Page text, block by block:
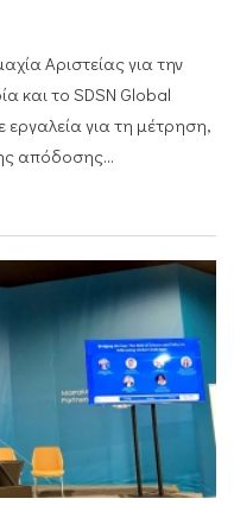
Αριστείας για την
και το SDSN Global
εργαλεία για τη μέτρηση,
απόδοσης...